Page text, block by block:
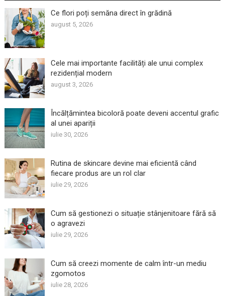
Ce flori poți semăna direct în grădină
august 5, 2026
Cele mai importante facilități ale unui complex
rezidențial modern
august 3, 2026
Încălțămintea bicoloră poate deveni accentul grafic
al unei apariții
iulie 30, 2026
Rutina de skincare devine mai eficientă când
fiecare produs are un rol clar
iulie 29, 2026
Cum să gestionezi o situație stânjenitoare fără să
o agravezi
iulie 29, 2026
Cum să creezi momente de calm într-un mediu
zgomotos
iulie 28, 2026